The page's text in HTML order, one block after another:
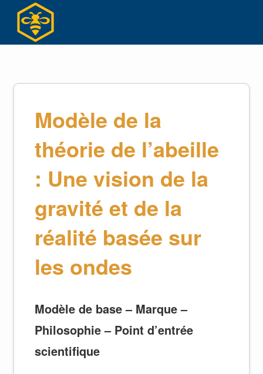
content
Modèle de la
théorie de l’abeille
: Une vision de la
gravité et de la
réalité basée sur
les ondes
Modèle de base – Marque –
Philosophie – Point d’entrée
scientifique